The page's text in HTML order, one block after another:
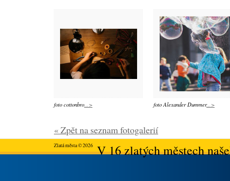
foto cottonbro...> foto Alexander Dummer...>
« Zpět na seznam fotogalerií
Zlatá města © 2026V 16 zlatých městech